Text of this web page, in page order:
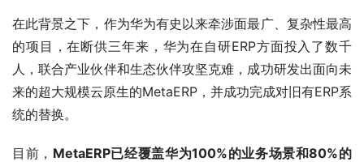
在此背景之下，作为华为有史以来牵涉面最广、复杂性最高
的项目，在断供三年来，华为在自研ERP方面投入了数千
人，联合产业伙伴和生态伙伴攻坚克难，成功研发出面向未
来的超大规模云原生的MetaERP，并成功完成对旧有ERP系
统的替换。
目前， MetaERP已经覆盖华为100%的业务场景和80%的